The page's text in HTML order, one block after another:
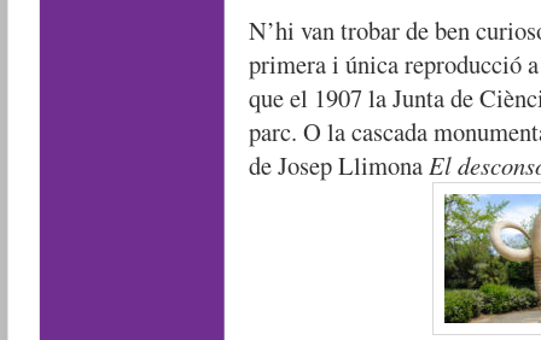
N’hi van trobar de ben
primera i única reproducció
que el 1907 la Junta de
parc. O la cascada
de Josep LlimonaEl